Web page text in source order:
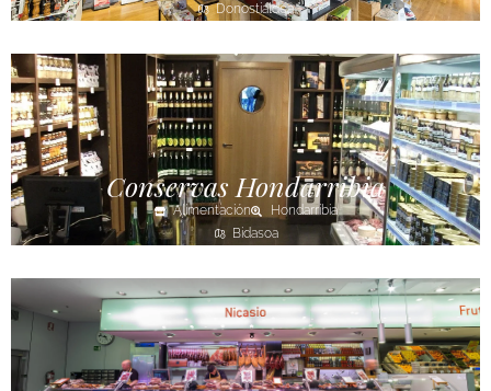
Donostialdea
Conservas Hondarribia
Alimentación
Hondarribia
Bidasoa